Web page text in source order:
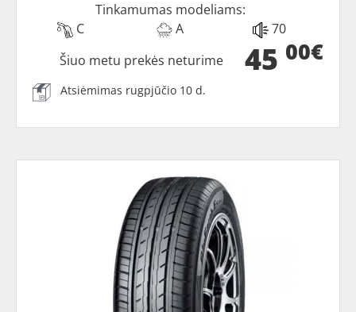
Tinkamumas modeliams:
C
A 70
45 00€
Šiuo metu prekės neturime
Atsiėmimas rugpjūčio 10 d.